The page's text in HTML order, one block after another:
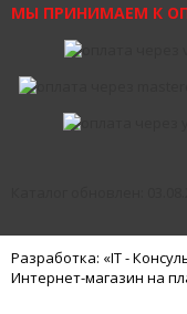
МЫ ПРИНИМАЕМ К
Разработка: «IT -
Интернет-магазин на